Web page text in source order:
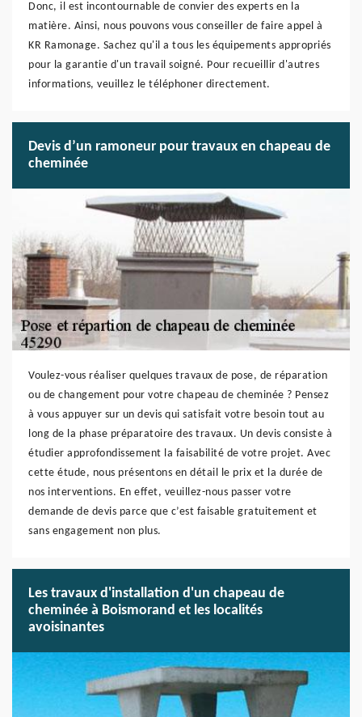
Donc, il est incontournable de convier des experts en la
matière. Ainsi, nous pouvons vous conseiller de faire appel à
KR Ramonage. Sachez qu'il a tous les équipements appropriés
pour la garantie d'un travail soigné. Pour recueillir d'autres
informations, veuillez le téléphoner directement.
Devis d’un ramoneur pour travaux en chapeau de
cheminée
Voulez-vous réaliser quelques travaux de pose, de réparation
ou de changement pour votre chapeau de cheminée ? Pensez
à vous appuyer sur un devis qui satisfait votre besoin tout au
long de la phase préparatoire des travaux. Un devis consiste à
étudier approfondissement la faisabilité de votre projet. Avec
cette étude, nous présentons en détail le prix et la durée de
nos interventions. En effet, veuillez-nous passer votre
demande de devis parce que c’est faisable gratuitement et
sans engagement non plus.
Les travaux d'installation d'un chapeau de
cheminée à Boismorand et les localités
avoisinantes